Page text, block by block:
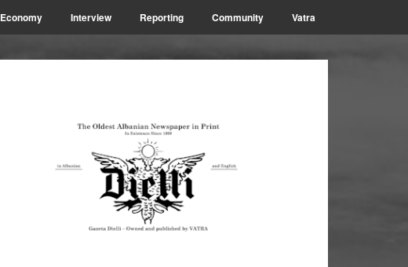
Economy Interview Reporting Community Vatra